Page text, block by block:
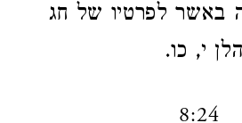
באשר לפרטיו של חג
י, כו.
8:24